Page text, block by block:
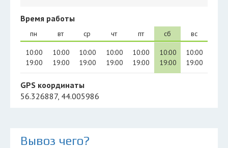
Время работы
пн
10:00
19:00
вт
10:00
19:00
ср
10:00
19:00
чт
10:00
19:00
пт
10:00
19:00
сб
10:00
19:00
вс
10:00
19:00
GPS координаты
56.326887, 44.005986
Вывоз чего?